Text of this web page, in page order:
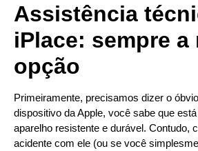
Assistência
iPlace: sempre a
opção
Primeiramente, precisamos dizer o
dispositivo da Apple, você sabe que
aparelho resistente e durável. Contudo,
acidente com ele (ou se você